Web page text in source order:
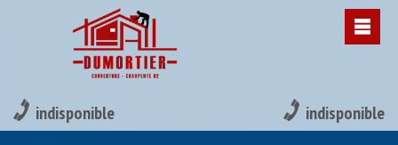
indisponible indisponible